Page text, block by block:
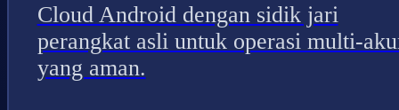
Cloud Android dengan sidik jari
perangkat asli untuk operasi multi-
yang aman.